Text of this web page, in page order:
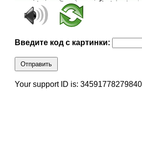
Введите код с картинки:
Отправить
Your support ID is: